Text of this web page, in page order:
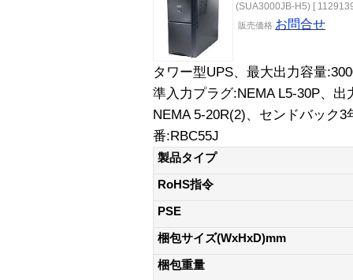
(SUA3000JB-H5) [
販売価格 お問合せ
タワー型UPS、最大出力容量
準入力プラグ:NEMA L5-30P、
NEMA 5-20R(2)、センドバック
番:RBC55J
製品タイプ
RoHS指令
PSE
梱包サイズ(WxHxD)mm
梱包重量